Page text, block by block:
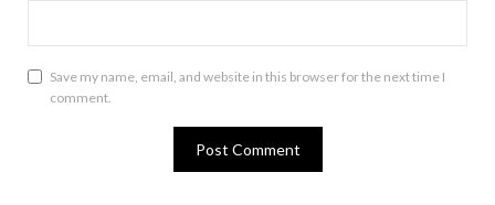
Save my name, email, and website in this browser for the next time I
comment.